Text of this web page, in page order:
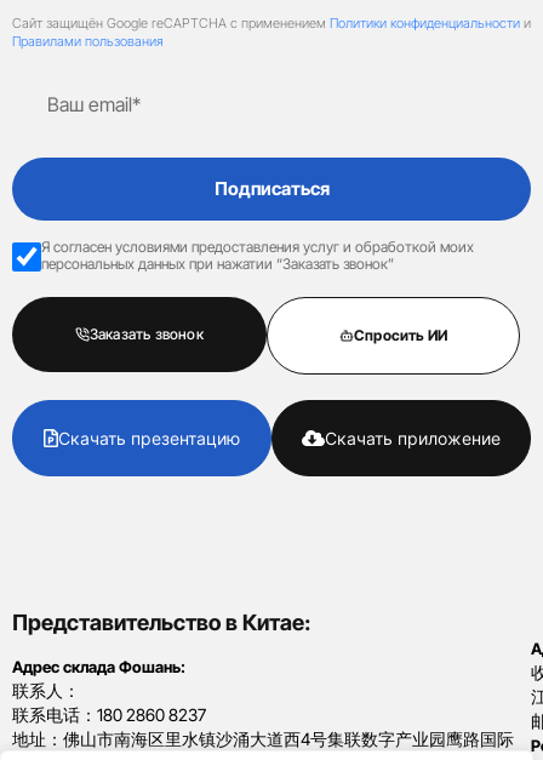
Сайт защищён Google reCAPTCHA с применением Политики конфиденциальности и
Правилами пользования
Я согласен условиями предоставления услуг и обработкой моих
персональных данных при нажатии “Заказать звонок”
Подписаться
Заказать звонок Спросить ИИ
Скачать презентацию Скачать приложение
Представительство в Китае:
Адрес склада Фошань:
联系人：
联系电话：180 2860 8237
地址：佛山市南海区里水镇沙涌大道西4号集联数字产业园鹰路国际